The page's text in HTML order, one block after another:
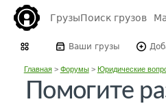
ГрузыПоиск грузов
Ваши грузы
Главная> Форумы> Юридические
Помогите